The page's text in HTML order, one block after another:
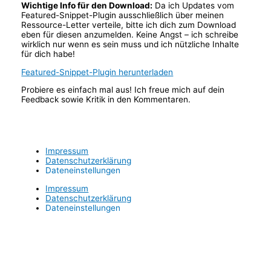
Wichtige Info für den Download: Da ich Updates vom
Featured-Snippet-Plugin ausschließlich über meinen
Ressource-Letter verteile, bitte ich dich zum Download
eben für diesen anzumelden. Keine Angst – ich schreibe
wirklich nur wenn es sein muss und ich nützliche Inhalte
für dich habe!
Featured-Snippet-Plugin herunterladen
Probiere es einfach mal aus! Ich freue mich auf dein
Feedback sowie Kritik in den Kommentaren.
Impressum
Datenschutzerklärung
Dateneinstellungen
Impressum
Datenschutzerklärung
Dateneinstellungen